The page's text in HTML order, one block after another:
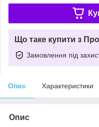
Що таке купити з
Замовлення під
Опис Характеристики
Опис